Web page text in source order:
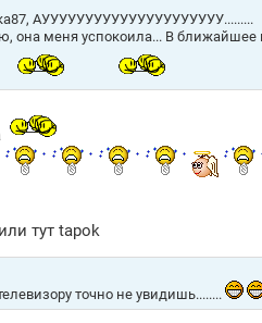
АУУУУУУУУУУУУУУУУУУУУУ.........
она меня успокоила... В
тут tapok
точно не увидишь........